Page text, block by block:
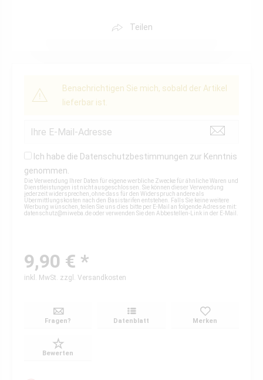
Teilen
Benachrichtigen Sie mich, sobald der Artikel
lieferbar ist.
Ich habe die Datenschutzbestimmungen zur Kenntnis
genommen.
Die Verwendung Ihrer Daten für eigene werbliche Zwecke für ähnliche Waren und
Dienstleistungen ist nicht ausgeschlossen. Sie können dieser Verwendung
jederzeit widersprechen, ohne dass für den Widerspruch andere als
Übermittlungskosten nach den Basistarifen entstehen. Falls Sie keine weitere
Werbung wünschen, teilen Sie uns dies bitte per E-Mail an folgende Adresse mit:
datenschutz@miweba.deoder verwenden Sie den Abbestellen-Link in der E-Mail.
9,90 € *
inkl. MwSt. zzgl. Versandkosten
Fragen? Datenblatt Merken
Bewerten